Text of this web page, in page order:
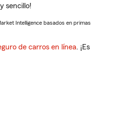
sencillo!
Intelligence basados en primas
de carros en línea. ¡Es